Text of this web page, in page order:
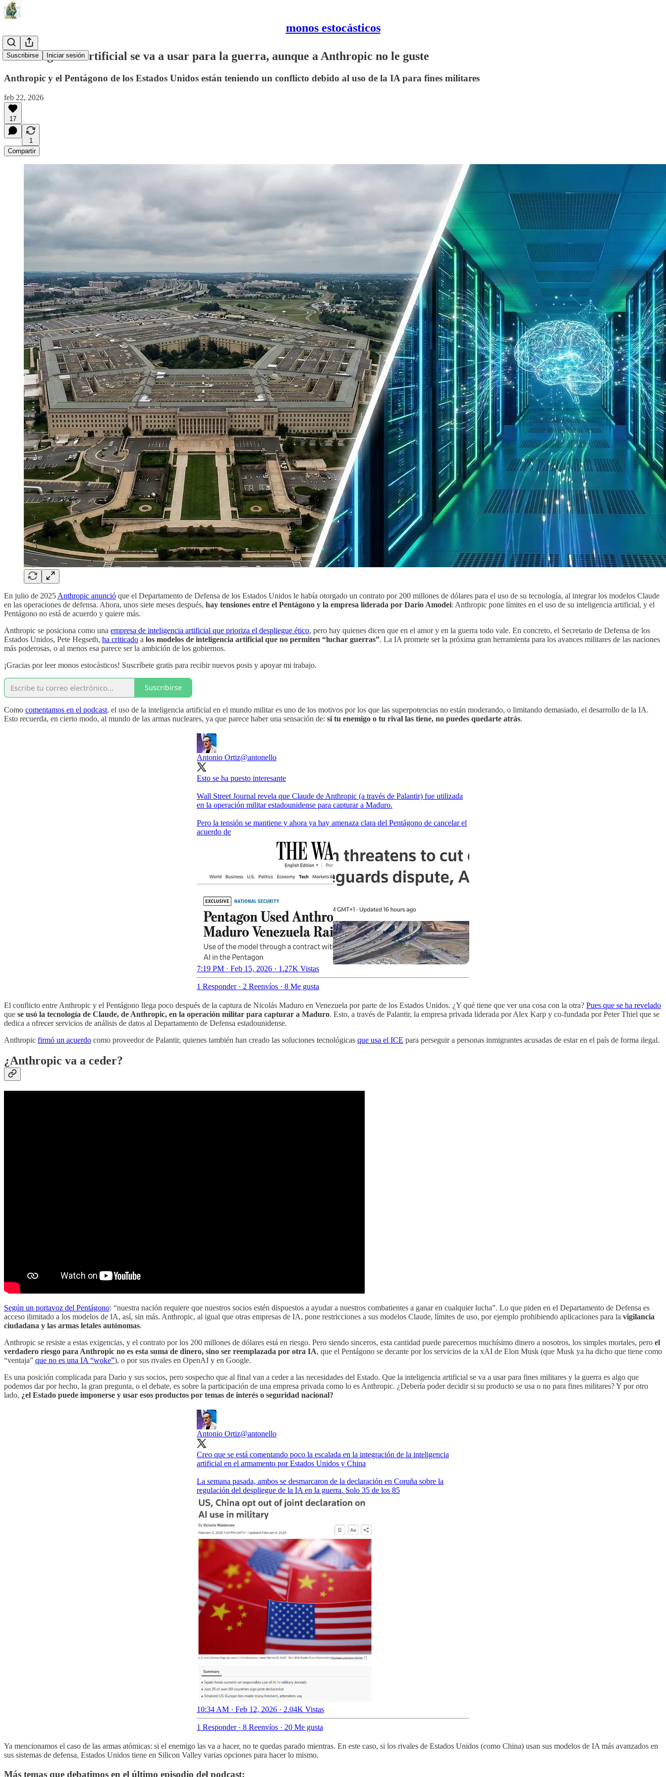
monos estocásticos
Suscribirse Iniciar sesión
La inteligencia artificial se va a usar para la guerra, aunque a Anthropic no le guste
Anthropic y el Pentágono de los Estados Unidos están teniendo un conflicto debido al uso de la IA para fines militares
feb 22, 2026
17
1
Compartir
En julio de 2025 Anthropic anunció que el Departamento de Defensa de los Estados Unidos le había otorgado un contrato por 200 millones de dólares para el uso de su tecnología, al integrar los modelos Claude
en las operaciones de defensa. Ahora, unos siete meses después, hay tensiones entre el Pentágono y la empresa liderada por Dario Amodei: Anthropic pone límites en el uso de su inteligencia artificial, y el
Pentágono no está de acuerdo y quiere más.
Anthropic se posiciona como una empresa de inteligencia artificial que prioriza el despliegue ético, pero hay quienes dicen que en el amor y en la guerra todo vale. En concreto, el Secretario de Defensa de los
Estados Unidos, Pete Hegseth, ha criticado a los modelos de inteligencia artificial que no permiten “luchar guerras”. La IA promete ser la próxima gran herramienta para los avances militares de las naciones
más poderosas, o al menos esa parece ser la ambición de los gobiernos.
¡Gracias por leer monos estocásticos! Suscríbete gratis para recibir nuevos posts y apoyar mi trabajo.
Suscribirse
Como comentamos en el podcast, el uso de la inteligencia artificial en el mundo militar es uno de los motivos por los que las superpotencias no están moderando, o limitando demasiado, el desarrollo de la IA.
Esto recuerda, en cierto modo, al mundo de las armas nucleares, ya que parece haber una sensación de: si tu enemigo o tu rival las tiene, no puedes quedarte atrás.
Antonio Ortiz@antonello
Esto se ha puesto interesante
Wall Street Journal revela que Claude de Anthropic (a través de Palantir) fue utilizada
en la operación militar estadounidense para capturar a Maduro.
Pero la tensión se mantiene y ahora ya hay amenaza clara del Pentágono de cancelar el
acuerdo de
7:19 PM · Feb 15, 2026 · 1.27K Vistas
1 Responder· 2 Reenvíos · 8 Me gusta
El conflicto entre Anthropic y el Pentágono llega poco después de la captura de Nicolás Maduro en Venezuela por parte de los Estados Unidos. ¿Y qué tiene que ver una cosa con la otra? Pues que se ha revelado
que se usó la tecnología de Claude, de Anthropic, en la operación militar para capturar a Maduro. Esto, a través de Palantir, la empresa privada liderada por Alex Karp y co-fundada por Peter Thiel que se
dedica a ofrecer servicios de análisis de datos al Departamento de Defensa estadounidense.
Anthropic firmó un acuerdo como proveedor de Palantir, quienes también han creado las soluciones tecnológicas que usa el ICE para perseguir a personas inmigrantes acusadas de estar en el país de forma ilegal.
¿Anthropic va a ceder?
Según un portavoz del Pentágono: “nuestra nación requiere que nuestros socios estén dispuestos a ayudar a nuestros combatientes a ganar en cualquier lucha”. Lo que piden en el Departamento de Defensa es
acceso ilimitado a los modelos de IA, así, sin más. Anthropic, al igual que otras empresas de IA, pone restricciones a sus modelos Claude, límites de uso, por ejemplo prohibiendo aplicaciones para la vigilancia
ciudadana y las armas letales autónomas.
Anthropic se resiste a estas exigencias, y el contrato por los 200 millones de dólares está en riesgo. Pero siendo sinceros, esta cantidad puede parecernos muchísimo dinero a nosotros, los simples mortales, pero el
verdadero riesgo para Anthropic no es esta suma de dinero, sino ser reemplazada por otra IA, que el Pentágono se decante por los servicios de la xAI de Elon Musk (que Musk ya ha dicho que tiene como
“ventaja” que no es una IA “woke”), o por sus rivales en OpenAI y en Google.
Es una posición complicada para Dario y sus socios, pero sospecho que al final van a ceder a las necesidades del Estado. Que la inteligencia artificial se va a usar para fines militares y la guerra es algo que
podemos dar por hecho, la gran pregunta, o el debate, es sobre la participación de una empresa privada como lo es Anthropic. ¿Debería poder decidir si su producto se usa o no para fines militares? Y por otro
lado, ¿el Estado puede imponerse y usar esos productos por temas de interés o seguridad nacional?
Antonio Ortiz@antonello
Creo que se está comentando poco la escalada en la integración de la inteligencia
artificial en el armamento por Estados Unidos y China
La semana pasada, ambos se desmarcaron de la declaración en Coruña sobre la
regulación del despliegue de la IA en la guerra. Solo 35 de los 85
10:34 AM · Feb 12, 2026 · 2.04K Vistas
1 Responder· 8 Reenvíos · 20 Me gusta
Ya mencionamos el caso de las armas atómicas: si el enemigo las va a hacer, no te quedas parado mientras. En este caso, si los rivales de Estados Unidos (como China) usan sus modelos de IA más avanzados en
sus sistemas de defensa, Estados Unidos tiene en Silicon Valley varias opciones para hacer lo mismo.
Más temas que debatimos en el último episodio del podcast: